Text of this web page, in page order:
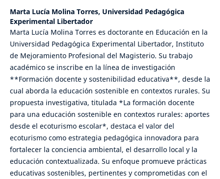
Marta Lucía Molina Torres, Universidad Pedagógica
Experimental Libertador
Marta Lucía Molina Torres es doctorante en Educación en la
Universidad Pedagógica Experimental Libertador, Instituto
de Mejoramiento Profesional del Magisterio. Su trabajo
académico se inscribe en la línea de investigación
**Formación docente y sostenibilidad educativa**, desde la
cual aborda la educación sostenible en contextos rurales. Su
propuesta investigativa, titulada *La formación docente
para una educación sostenible en contextos rurales: aportes
desde el ecoturismo escolar*, destaca el valor del
ecoturismo como estrategia pedagógica innovadora para
fortalecer la conciencia ambiental, el desarrollo local y la
educación contextualizada. Su enfoque promueve prácticas
educativas sostenibles, pertinentes y comprometidas con el